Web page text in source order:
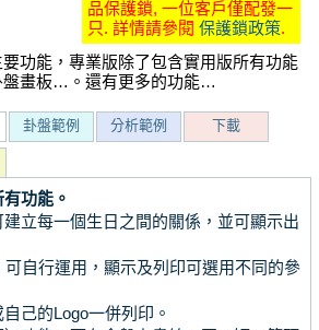
品保護鎖, 一位客戶僅配發一
只. 詳情請參閱保護鎖政策.
功能，專業版除了包含實用版所有功能
盤畫板…。還有更多的功能…
卦盤範例 分析範例 下載
功能。
立每一個生日之間的關係，並可顯示出
自行運用，顯示及列印可選用不同的參
己的Logo一併列印。